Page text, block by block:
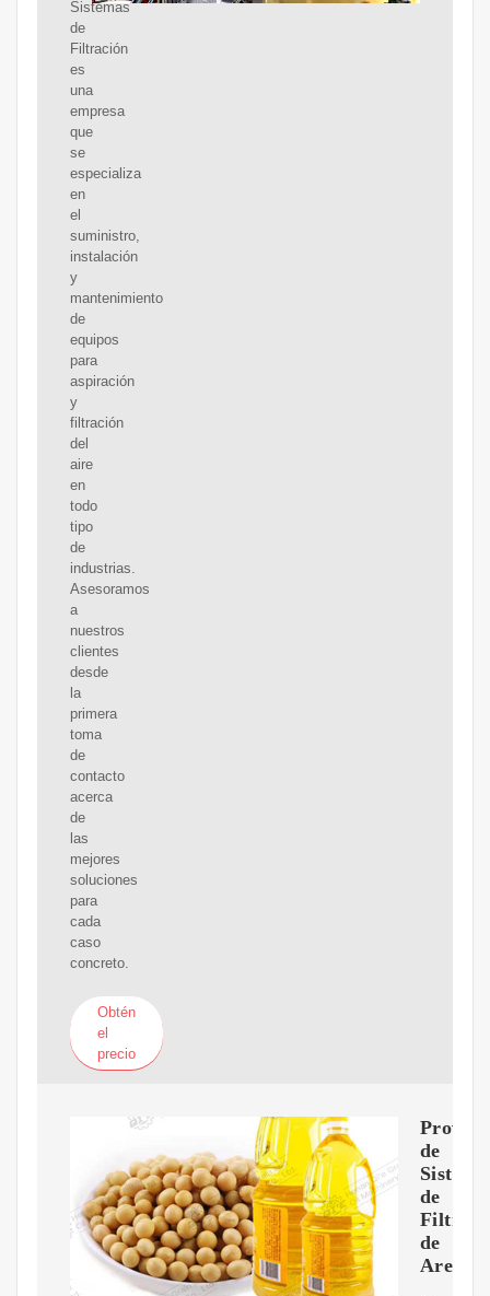
Sistemas
de
Filtración
es
una
empresa
que
se
especializa
en
el
suministro,
instalación
y
mantenimiento
de
equipos
para
aspiración
y
filtración
del
aire
en
todo
tipo
de
industrias.
Asesoramos
a
nuestros
clientes
desde
la
primera
toma
de
contacto
acerca
de
las
mejores
soluciones
para
cada
caso
concreto.
Obtén
el
precio
de
Sistema
de
de
Arena